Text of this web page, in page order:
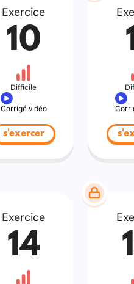
Exercice
10
Difficile
Corrigé vidéo
s'exercer
Exercice
14